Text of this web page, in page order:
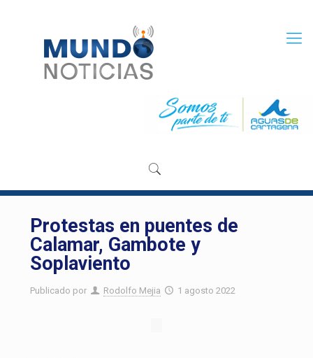
Protestas en puentes de
Calamar, Gambote y
Soplaviento
Publicado por Rodolfo Mejia 1 agosto 2022